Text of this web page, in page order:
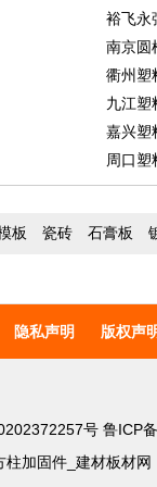
裕飞永
南京圆
衢州塑
九江塑
嘉兴塑
周口塑
板 瓷砖 石膏板
隐私声明 版权声
号 鲁ICP
加固件_建材板材网